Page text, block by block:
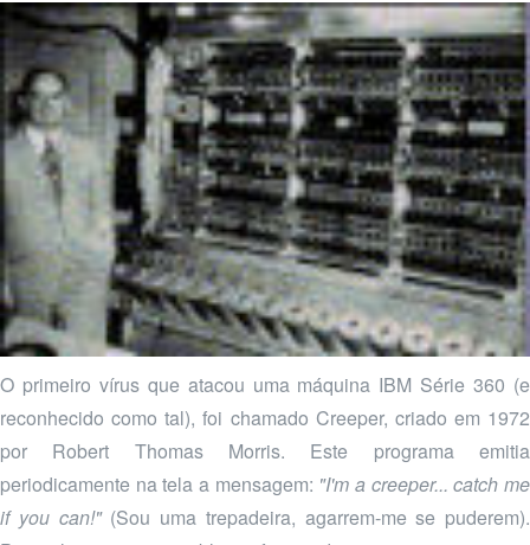
O primeiro vírus que atacou uma máquina IBM Série 360 (e
reconhecido como tal), foi chamado Creeper, criado em 1972
por Robert Thomas Morris. Este programa emitia
periodicamente na tela a mensagem: "I'm a creeper... catch me
if you can!"(Sou uma trepadeira, agarrem-me se puderem).